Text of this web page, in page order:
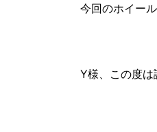
今回のホイー
Y様、この度は